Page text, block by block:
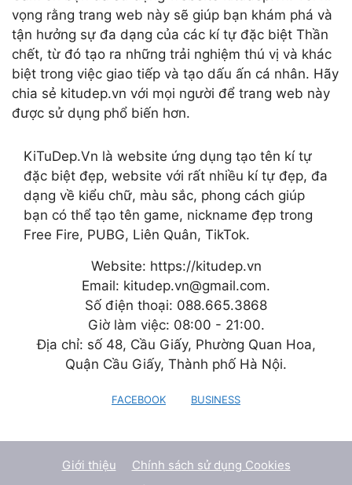
vọng rằng trang web này sẽ giúp bạn khám phá và
tận hưởng sự đa dạng của các kí tự đặc biệt Thần
chết, từ đó tạo ra những trải nghiệm thú vị và khác
biệt trong việc giao tiếp và tạo dấu ấn cá nhân. Hãy
chia sẻ kitudep.vn với mọi người để trang web này
được sử dụng phổ biến hơn.
KiTuDep.Vn là website ứng dụng tạo tên kí tự
đặc biệt đẹp, website với rất nhiều kí tự đẹp, đa
dạng về kiểu chữ, màu sắc, phong cách giúp
bạn có thể tạo tên game, nickname đẹp trong
Free Fire, PUBG, Liên Quân, TikTok.
Website: https://kitudep.vn
Email: kitudep.vn@gmail.com.
Số điện thoại: 088.665.3868
Giờ làm việc: 08:00 - 21:00.
Địa chỉ: số 48, Cầu Giấy, Phường Quan Hoa,
Quận Cầu Giấy, Thành phố Hà Nội.
FACEBOOK BUSINESS
Giới thiệu
Chính sách sử dụng Cookies